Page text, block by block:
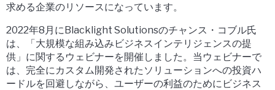
求める企業のリソースになっています。
2022年8月にBlacklight Solutionsのチャンス・コブル氏
は、「大規模な組み込みビジネスインテリジェンスの提
供」に関するウェビナーを開催しました。当ウェビナーで
は、完全にカスタム開発されたソリューションへの投資ハ
ードルを回避しながら、ユーザーの利益のためにビジネス